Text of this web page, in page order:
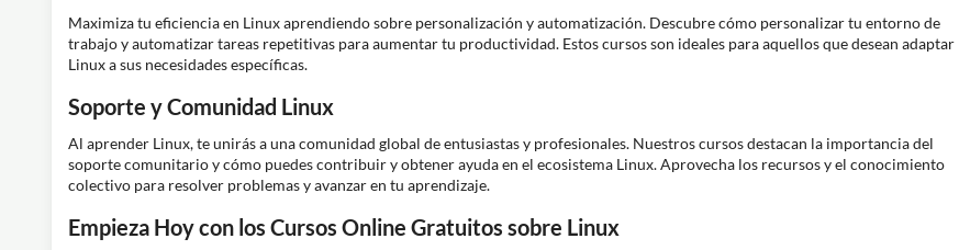
Maximiza tu eficiencia en Linux aprendiendo sobre personalización y automatización. Descubre cómo personalizar tu entorno de
trabajo y automatizar tareas repetitivas para aumentar tu productividad. Estos cursos son ideales para aquellos que desean adaptar
Linux a sus necesidades específicas.
Soporte y Comunidad Linux
Al aprender Linux, te unirás a una comunidad global de entusiastas y profesionales. Nuestros cursos destacan la importancia del
soporte comunitario y cómo puedes contribuir y obtener ayuda en el ecosistema Linux. Aprovecha los recursos y el conocimiento
colectivo para resolver problemas y avanzar en tu aprendizaje.
Empieza Hoy con los Cursos Online Gratuitos sobre Linux